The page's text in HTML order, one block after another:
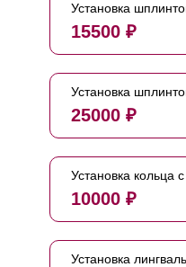
Установка
15500 ₽
Установка
25000 ₽
Установка кольца
10000 ₽
Установка